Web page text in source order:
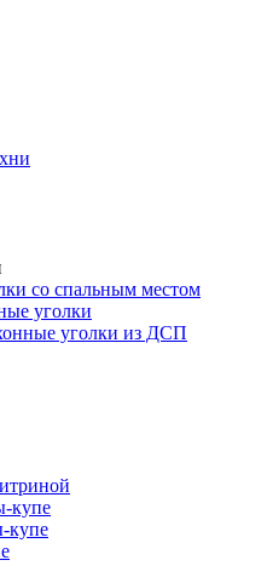
со спальным местом
уголки
уголки из ДСП
купе
купе